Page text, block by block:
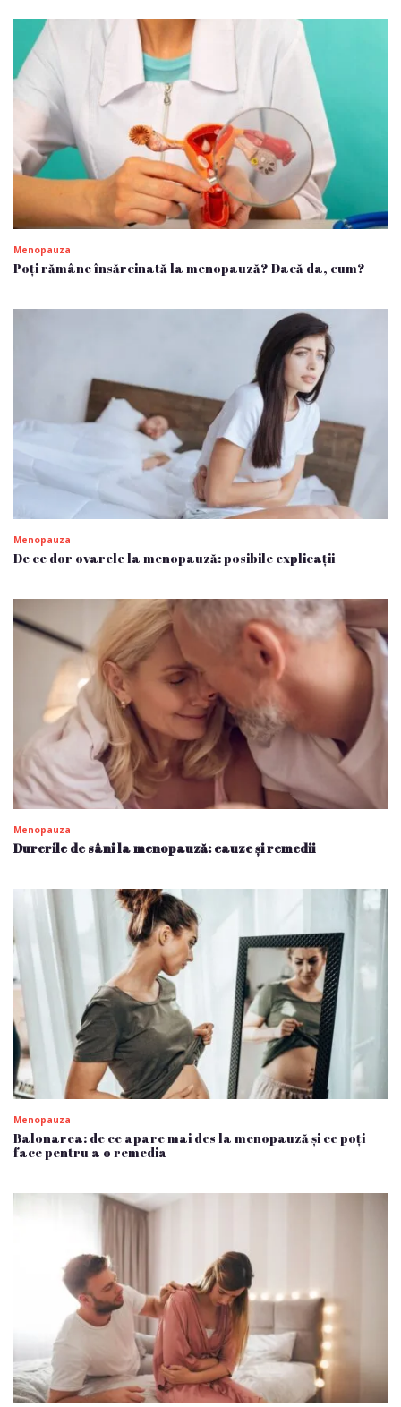
Menopauza
Poți rămâne însărcinată la menopauză? Dacă da, cum?
Menopauza
De ce dor ovarele la menopauză: posibile explicații
Menopauza
Durerile de sâni la menopauză: cauze și remedii
Menopauza
Balonarea: de ce apare mai des la menopauză și ce poți
face pentru a o remedia